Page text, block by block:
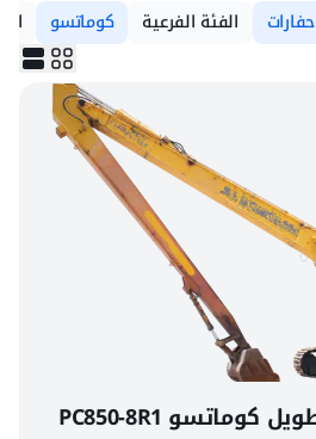
حفارات الفئة الفرعية كوماتسو